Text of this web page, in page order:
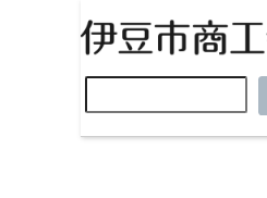
検